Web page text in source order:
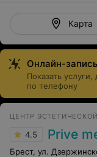
Карта
Онлайн-запись
Показать
по телефону
ЦЕНТР
4.5 Prive
Брест, ул.